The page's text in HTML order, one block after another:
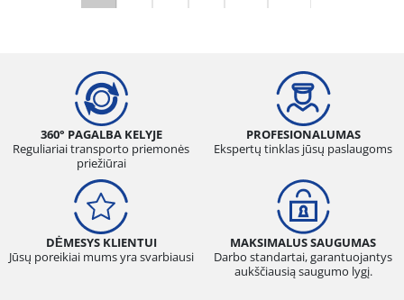
360° PAGALBA KELYJE
Reguliariai transporto priemonės
priežiūrai
PROFESIONALUMAS
Ekspertų tinklas jūsų paslaugoms
DĖMESYS KLIENTUI
Jūsų poreikiai mums yra svarbiausi
MAKSIMALUS SAUGUMAS
Darbo standartai, garantuojantys
aukščiausią saugumo lygį.